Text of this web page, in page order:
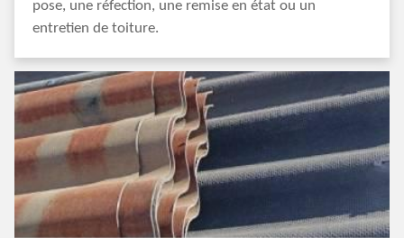
pose, une réfection, une remise en état ou un
entretien de toiture.